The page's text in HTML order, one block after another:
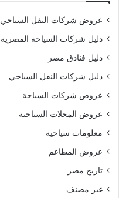
عروض شركات النقل السياحي
دليل شركات السياحة المصرية
دليل فنادق مصر
دليل شركات النقل السياحي
عروض شركات السياحة
عروض المحلات السياحية
معلومات سياحية
عروض المطاعم
تاريخ مصر
غير مصنف